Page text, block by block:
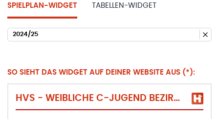
SPIELPLAN-WIDGET TABELLEN-WIDGET
2024/25
SO SIEHT DAS WIDGET AUF DEINER WEBSITE AUS (*):
HVS - WEIBLICHE C-JUGEND BEZIRKSLIGA (STAFFEL WEST)